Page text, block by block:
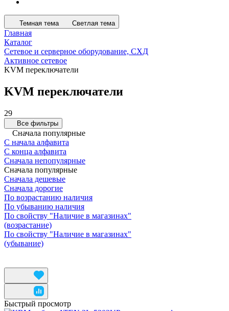
Темная тема Светлая тема
Главная
Каталог
Сетевое и серверное оборудование, СХД
Активное сетевое
KVM переключатели
KVM переключатели
29
Все фильтры
Сначала популярные
С начала алфавита
С конца алфавита
Сначала непопулярные
Сначала популярные
Сначала дешевые
Сначала дорогие
По возрастанию наличия
По убыванию наличия
По свойству "Наличие в магазинах"
(возрастание)
По свойству "Наличие в магазинах"
(убывание)
Быстрый просмотр